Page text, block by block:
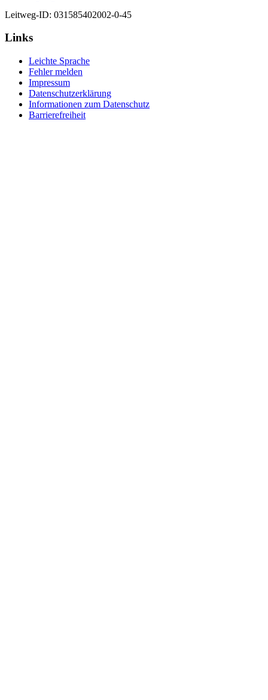
Leitweg-ID: 031585402002-0-45
Links
Leichte Sprache
Fehler melden
Impressum
Datenschutzerklärung
Informationen zum Datenschutz
Barrierefreiheit